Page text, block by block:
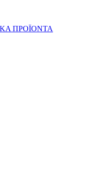
ΠΡΟΪΟΝΤΑ